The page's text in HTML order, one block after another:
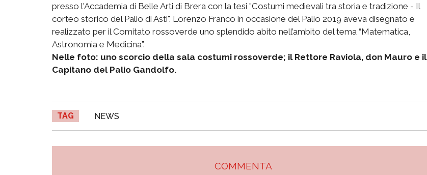
presso l'Accademia di Belle Arti di Brera con la tesi "Costumi medievali tra storia e tradizione - Il
corteo storico del Palio di Asti". Lorenzo Franco in occasione del Palio 2019 aveva disegnato e
realizzato per il Comitato rossoverde uno splendido abito nell’ambito del tema “Matematica,
Astronomia e Medicina”.
Nelle foto: uno scorcio della sala costumi rossoverde; il Rettore Raviola, don Mauro e il
Capitano del Palio Gandolfo.
TAG NEWS
COMMENTA